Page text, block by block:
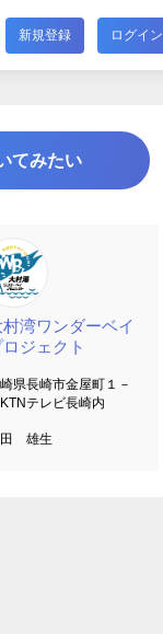
新規登録 ログイン
てみたい
村湾ワンダーベイ
ロジェクト
県長崎市金屋町１－
KTNテレビ長崎内
雄生